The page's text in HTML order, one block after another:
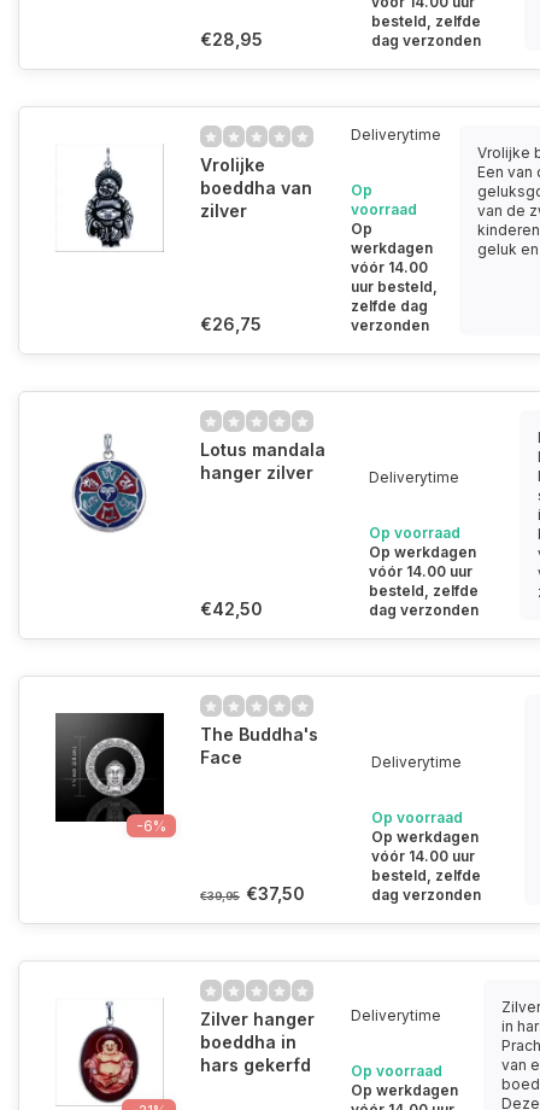
€28,95
besteld, zelfde
dag verzonden
Vrolijke
boeddha van
zilver
€26,75
Deliverytime
Op
voorraad
Op
werkdagen
vóór 14.00
uur besteld,
zelfde dag
verzonden
Vrolijke
Een van
van de
geluk
Lotus mandala
hanger zilver
€42,50
Deliverytime
Op voorraad
Op werkdagen
vóór 14.00 uur
besteld, zelfde
dag verzonden
-6%
The Buddha's
Face
€39,95 €37,50
Deliverytime
Op voorraad
Op werkdagen
vóór 14.00 uur
besteld, zelfde
dag verzonden
Zilver hanger
boeddha in
hars gekerfd
Deliverytime
Op voorraad
Op werkdagen
in
van